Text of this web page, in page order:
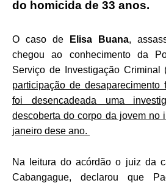
do homicida de 33 anos.
O caso de Elisa Buana,
chegou ao conhecimento da
Serviço de Investigação
participação de
foi desencadeada uma
descoberta do corpo da jovem no
janeiro dese ano.
Na leitura do acórdão o juiz da
Cabangague, declarou que